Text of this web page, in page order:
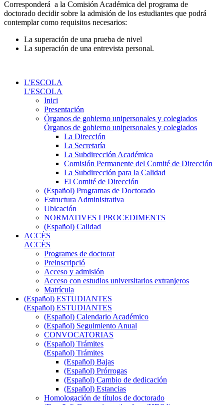
Corresponderá a la Comisión Académica del programa de
doctorado decidir sobre la admisión de los estudiantes que podrá
contemplar como requisitos necesarios:
La superación de una prueba de nivel
La superación de una entrevista personal.
L'ESCOLA
L'ESCOLA
Inici
Presentación
Órganos de gobierno unipersonales y colegiados
Órganos de gobierno unipersonales y colegiados
La Dirección
La Secretaría
La Subdirección Académica
Comisión Permanente del Comité de Dirección
La Subdirección para la Calidad
El Comité de Dirección
(Español) Programas de Doctorado
Estructura Administrativa
Ubicación
NORMATIVES I PROCEDIMENTS
(Español) Calidad
ACCÉS
ACCÉS
Programes de doctorat
Preinscripció
Acceso y admisión
Acceso con estudios universitarios extranjeros
Matrícula
(Español) ESTUDIANTES
(Español) ESTUDIANTES
(Español) Calendario Académico
(Español) Seguimiento Anual
CONVOCATORIAS
(Español) Trámites
(Español) Trámites
(Español) Bajas
(Español) Prórrogas
(Español) Cambio de dedicación
(Español) Estancias
Homologación de títulos de doctorado